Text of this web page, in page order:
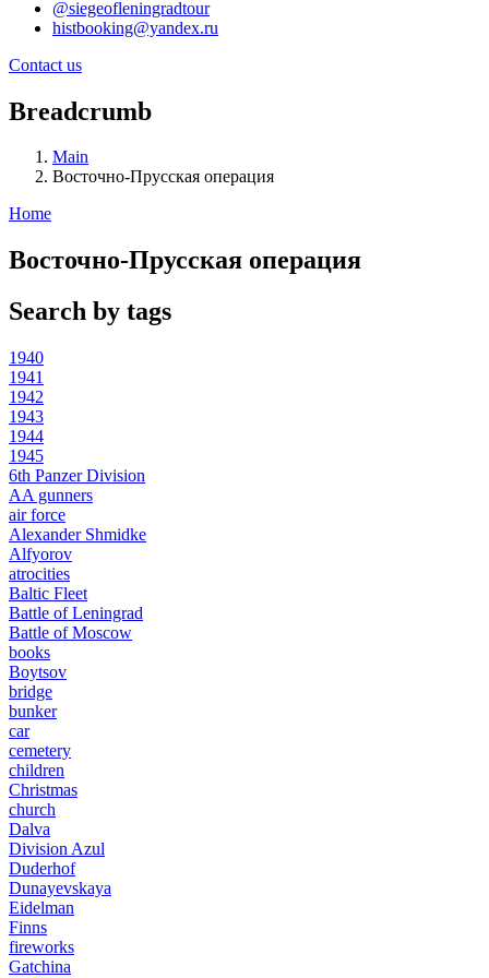
@siegeofleningradtour
histbooking@yandex.ru
Contact us
Breadcrumb
Main
Восточно-Прусская операция
Home
Восточно-Прусская операция
Search by tags
1940
1941
1942
1943
1944
1945
6th Panzer Division
AA gunners
air force
Alexander Shmidke
Alfyorov
atrocities
Baltic Fleet
Battle of Leningrad
Battle of Moscow
books
Boytsov
bridge
bunker
car
cemetery
children
Christmas
church
Dalva
Division Azul
Duderhof
Dunayevskaya
Eidelman
Finns
fireworks
Gatchina